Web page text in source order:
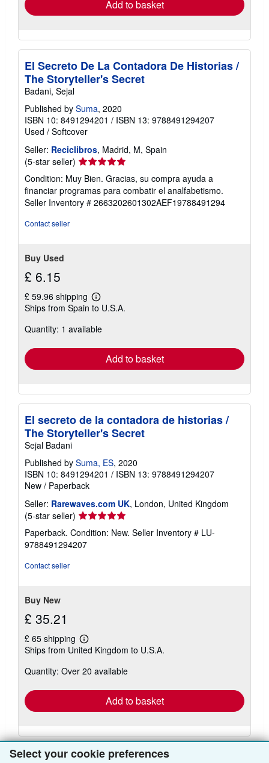
Select your cookie preferences
Add to basket
El Secreto De La Contadora De Historias /
The Storyteller's Secret
Badani, Sejal
Published by Suma, 2020
ISBN 10: 8491294201 / ISBN 13: 9788491294207
Used / Softcover
Seller: Reciclibros, Madrid, M, Spain
(5-star seller) Seller
rating
5
out
of
Condition: Muy Bien. Gracias, su compra ayuda a
financiar programas para combatir el analfabetismo.
Seller Inventory # 2663202601302AEF19788491294
Contact seller
Buy Used
£ 6.15
£ 59.96 shipping
Learn
more
shipping
Ships from Spain to U.S.A.
Quantity: 1 available
Add to basket
El secreto de la contadora de historias /
The Storyteller's Secret
Sejal Badani
Published by Suma, ES, 2020
ISBN 10: 8491294201 / ISBN 13: 9788491294207
New / Paperback
Seller: Rarewaves.com UK, London, United Kingdom
(5-star seller) Seller
rating
5
out
Paperback. Condition: New. Seller Inventory # LU-
9788491294207
Contact seller
Buy New
£ 35.21
£ 65 shipping
Learn
more
shipping
Ships from United Kingdom to U.S.A.
Quantity: Over 20 available
Add to basket